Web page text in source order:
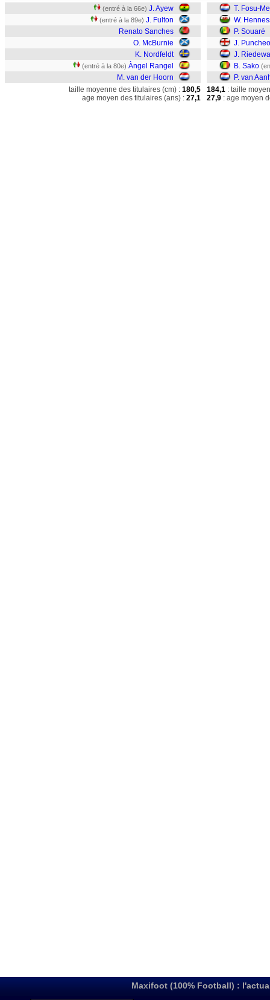
(entré à la 66e) J. Ayew
(entré à la 89e) J. Fulton
Renato Sanches
O. McBurnie
K. Nordfeldt
(entré à la 80e) Àngel Rangel
M. van der Hoorn
T. Fosu-
W.
P. Souaré
J.
J.
B. Sako
P. van
taille moyenne des titulaires (cm) : 180,5
age moyen des titulaires (ans) : 27,1
184,1 : taille
27,9 : age moyen
Maxifoot (100% Football) :